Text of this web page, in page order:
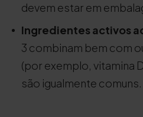
devem estar em
Ingredientes activos
3 combinam bem com
(por exemplo, vitamina
são igualmente comuns.